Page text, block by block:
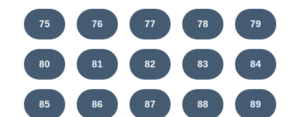
75 76 77 78 79
80 81 82 83 84
85 86 87 88 89